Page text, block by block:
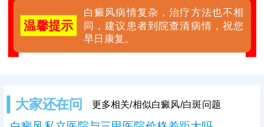
温馨提示
白癜风病情复杂，治疗方法也不相
同，建议患者到院查清病情，祝您
早日康复。
大家还在问 更多相关/相似白癜风/白斑问题